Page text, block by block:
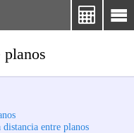


planos
entre planos